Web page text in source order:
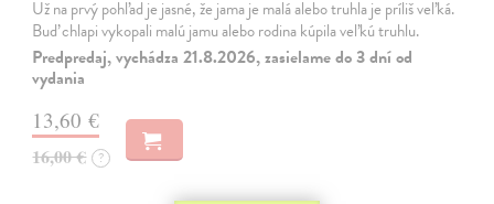
Už na prvý pohľad je jasné, že jama je malá alebo truhla je príliš veľká.
Buď chlapi vykopali malú jamu alebo rodina kúpila veľkú truhlu.
Predpredaj, vychádza 21.8.2026, zasielame do 3 dní od
vydania
13,60 €
16,00 € ?